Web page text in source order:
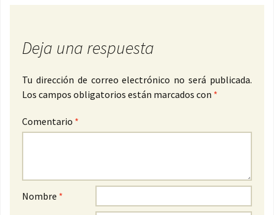
Deja una respuesta
Tu dirección de correo electrónico no será publicada.
Los campos obligatorios están marcados con *
Comentario *
Nombre *